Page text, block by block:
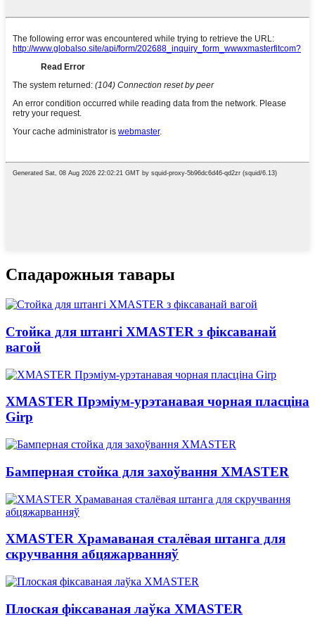
Спадарожныя тавары
Стойка для штангі XMASTER з фіксаванай
вагой
XMASTER Прэміум-урэтанавая чорная пласціна
Girp
Бамперная стойка для захоўвання XMASTER
XMASTER Храмаваная сталёвая штанга для
скручвання абцяжарванняў
Плоская фіксаваная лаўка XMASTER